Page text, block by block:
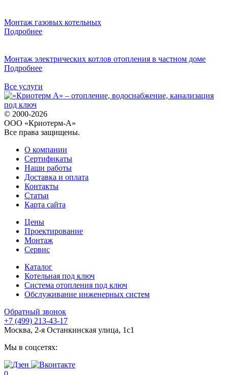
Монтаж газовых котельных
Подробнее
Монтаж электрических котлов отопления в частном доме
Подробнее
Все услуги
© 2000-2026
ООО «Криотерм-А»
Все права защищены.
О компании
Сертификаты
Наши работы
Доставка и оплата
Контакты
Статьи
Карта сайта
Цены
Проектирование
Монтаж
Сервис
Каталог
Котельная под ключ
Система отопления под ключ
Обслуживание инженерных систем
Обратный звонок
+7 (499) 213-43-17
Москва, 2-я Останкинская улица, 1с1
Мы в соцсетях: